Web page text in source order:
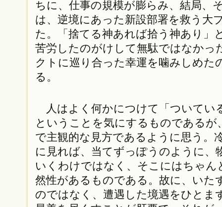
ちに、仕事の規模が膨らみ、結局、
は、逆境にあった新設部署を救う大
た。「捨てる神あれば拾う神あり」
苦労したのがけして無駄ではなかっ
クトに巡り合った幸運を噛みしめた
る。
人はよく何かにつけて「ついてい
ということを気にするものであるが
で主観的な見方であるように思う。
に見れば、当てずっぽうのように、
いくわけではなく、そこにはちゃん
然性があるものである。故に、いた
のではなく、遭遇した境遇をひとま